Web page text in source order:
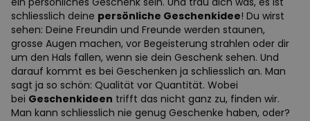
schliesslich deine persönliche Geschenkidee! Du wirst
sehen: Deine Freundin und Freunde werden staunen,
grosse Augen machen, vor Begeisterung strahlen oder dir
um den Hals fallen, wenn sie dein Geschenk sehen. Und
darauf kommt es bei Geschenken ja schliesslich an. Man
sagt ja so schön: Qualität vor Quantität. Wobei
bei Geschenkideen trifft das nicht ganz zu, finden wir.
Man kann schliesslich nie genug Geschenke haben, oder?
PERFORMANCE
MARKETING SONSTIGE